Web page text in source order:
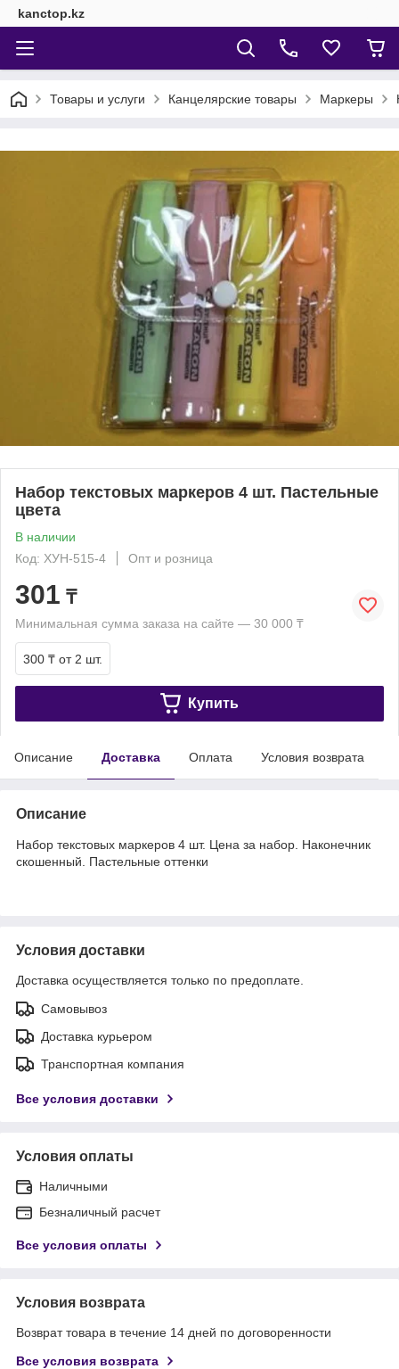
kanctop.kz
Товары и услуги Канцелярские товары Маркеры
Набор текстовых маркеров 4 шт. Пастельные
цвета
В наличии
Код: ХУН-515-4
Опт и розница
301 ₸
Минимальная сумма заказа на сайте — 30 000 ₸
300 ₸ от 2 шт.
Купить
Описание Доставка Оплата Условия возврата
Описание
Набор текстовых маркеров 4 шт. Цена за набор. Наконечник
скошенный. Пастельные оттенки
Условия доставки
Доставка осуществляется только по предоплате.
Самовывоз
Доставка курьером
Транспортная компания
Все условия доставки
Условия оплаты
Наличными
Безналичный расчет
Все условия оплаты
Условия возврата
Возврат товара в течение 14 дней по договоренности
Все условия возврата